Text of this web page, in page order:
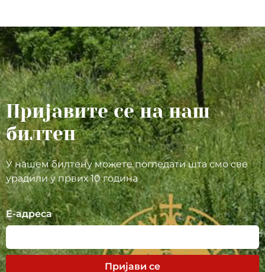
Пријавите се на наш
билтен
У нашем билтену можете погледати шта смо све
урадили у првих 10 година
Е-адреса
Пријави се